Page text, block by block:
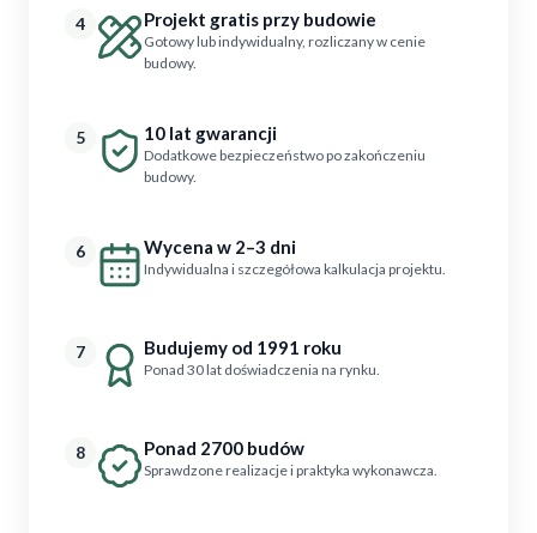
4 Projekt gratis przy budowie
Gotowy lub indywidualny, rozliczany w cenie
budowy.
5 10 lat gwarancji
Dodatkowe bezpieczeństwo po zakończeniu
budowy.
6 Wycena w 2–3 dni
Indywidualna i szczegółowa kalkulacja projektu.
7 Budujemy od 1991 roku
Ponad 30 lat doświadczenia na rynku.
8 Ponad 2700 budów
Sprawdzone realizacje i praktyka wykonawcza.